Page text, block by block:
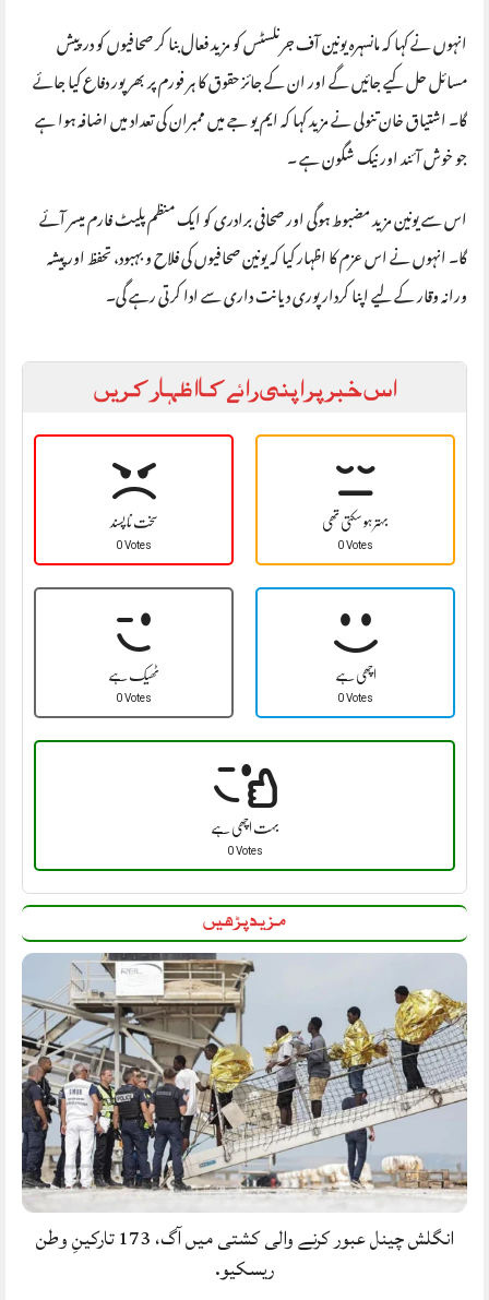
انہوں نے کہا کہ مانسہرہ یونین آف جرنلسٹس کو مزید فعال بنا کر صحافیوں کو درپیش
مسائل حل کیے جائیں گے اور ان کے جائز حقوق کا ہر فورم پر بھرپور دفاع کیا جائے
گا۔ اشتیاق خان تنولی نے مزید کہا کہ ایم یو جے میں ممبران کی تعداد میں اضافہ ہوا ہے
جو خوش آئند اور نیک شگون ہے ۔
اس سے یونین مزید مضبوط ہوگی اور صحافی برادری کو ایک منظم پلیٹ فارم میسر آئے
گا۔ انہوں نے اس عزم کا اظہار کیا کہ یونین صحافیوں کی فلاح و بہبود، تحفظ اور پیشہ
ورانہ وقار کے لیے اپنا کردار پوری دیانت داری سے ادا کرتی رہے گی۔
اس خبر پر اپنی رائے کا اظہار کریں
سخت نا پسند
0 Votes
بہتر ہو سکتی تھی
0 Votes
ٹھیک ہے
0 Votes
اچھی ہے
0 Votes
بہت اچھی ہے
0 Votes
مزید پڑھیں
انگلش چینل عبور کرنے والی کشتی میں آگ، 173 تارکینِ وطن
ریسکیو.